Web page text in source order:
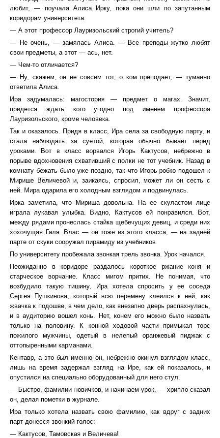
любит, — поучала Алиса Ирку, пока они шли по запутанным
коридорам университета.
— А этот профессор Лауризольский строгий учитель?
— Не очень, — замялась Алиса. — Все преподы жутко любят
свои предметы, а этот — ась, нет.
— Чем-то отличается?
— Ну, скажем, он не совсем тот, о ком преподает, — туманно
ответила Алиса.
Ира задумалась: магостория — предмет о магах. Значит,
придется ждать кого угодно под именем профессора
Лауризольского, кроме человека.
Так и оказалось. Придя в класс, Ира села за свободную парту, и
стала наблюдать за суетой, которая обычно бывает перед
уроками. Вот в класс ворвался Игорь Кактусов, небрежно в
порыве вдохновения схвативший с полки не тот учебник. Назад в
комнату бежать было уже поздно, так что Игорь робко подошел к
Мирише Величевой и, заикаясь, спросил, может ли он сесть с
ней. Мира одарила его холодным взглядом и подвинулась.
Ирка заметила, что Мириша довольна. На ее скуластом лице
играла лукавая улыбка. Видно, Кактусов ей понравился. Вот,
между рядами пронеслась стайка щебечущих девиц, и среди них
хохочущая Галя. Влас — он тоже из этого класса, — на задней
парте от скуки сооружал пирамиду из учебников
По университету пробежала звонкая трель звонка. Урок начался.
Неожиданно в коридоре раздалось короткое ржание коня и
старческое ворчание. Класс мигом притих. Не понимая, что
возбудило такую тишину, Ира хотела спросить у ее соседа
Сергея Пушкинова, который всю перемену клеился к ней, как
жвачка к подошве, в чем дело, как внезапно дверь распахнулась,
и в аудиторию вошел конь. Нет, конем его можно было назвать
только на половину. К конной ходовой части примыкал торс
пожилого мужчины, одетый в нелепый оранжевый пиджак с
оттопыренными карманами.
Кентавр, а это был именно он, небрежно окинул взглядом класс,
лишь на время задержал взгляд на Ире, как ей показалось, и
опустился на специально оборудованный для него стул.
— Быстро, фамилии новичков, и начинаем урок, — хрипло сказал
он, делая пометки в журнале.
Ира только хотела назвать свою фамилию, как вдруг с задних
парт донесся звонкий голос:
— Кактусов, Тамовская и Величева!